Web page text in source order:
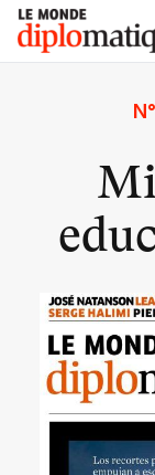
Skip
content
Le monde